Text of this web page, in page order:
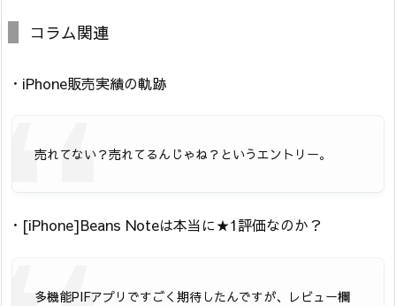
コラム関連
・iPhone販売実績の軌跡
売れてない？売れてるんじゃね？というエントリー。
・[iPhone]Beans Noteは本当に★1評価なのか？
多機能PIFアプリですごく期待したんですが、レビュー欄